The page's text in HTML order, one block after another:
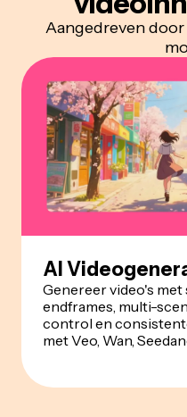
Aangedreven
AI
Genereer video's met
endframes, multi-
control en
met Veo, Wan,